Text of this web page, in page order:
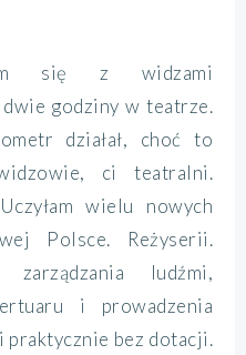
się z widzami
godziny w teatrze.
działał, choć to
ci teatralni.
wielu nowych
Polsce. Reżyserii.
zarządzania ludźmi,
i prowadzenia
bez dotacji.